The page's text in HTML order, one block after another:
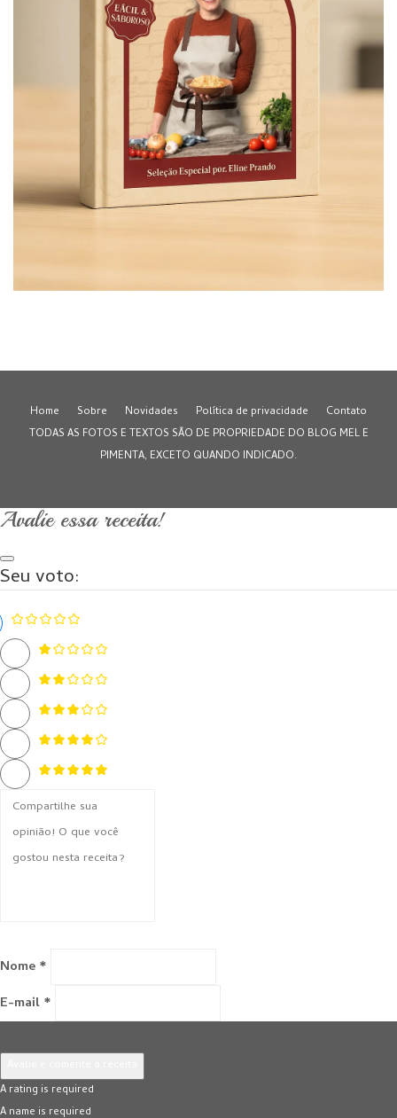
Home Sobre Novidades Política de privacidade
Contato
TODAS AS FOTOS E TEXTOS SÃO DE PROPRIEDADE DO BLOG MEL E
PIMENTA, EXCETO QUANDO INDICADO.
Avalie essa receita!
Seu voto:
Nome *
E-mail *
A rating is required
A name is required